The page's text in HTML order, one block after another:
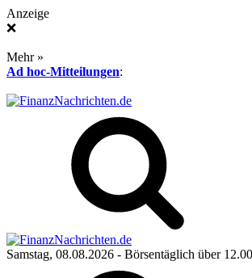
Anzeige
❌
Mehr »
Ad hoc-Mitteilungen:
Samstag, 08.08.2026 - Börsentäglich über